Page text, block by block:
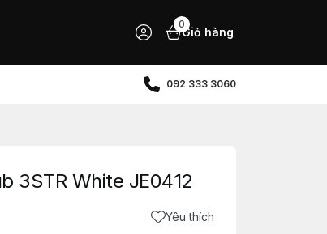
0
Giỏ hàng
092 333 3060
3STR White JE0412
Yêu thích